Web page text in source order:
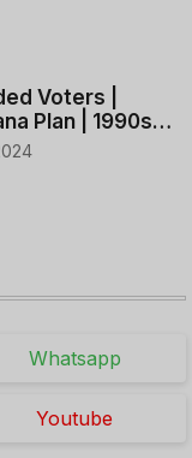
Voters |
Plan | 1990s
Robinson
Whatsapp
Youtube